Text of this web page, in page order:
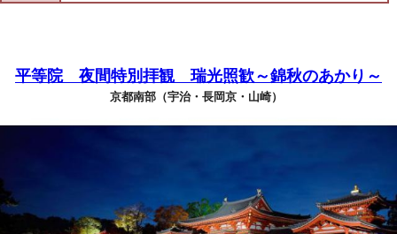
平等院 夜間特別拝観 瑞光照歓～錦秋のあかり～
京都南部（宇治・長岡京・山崎）